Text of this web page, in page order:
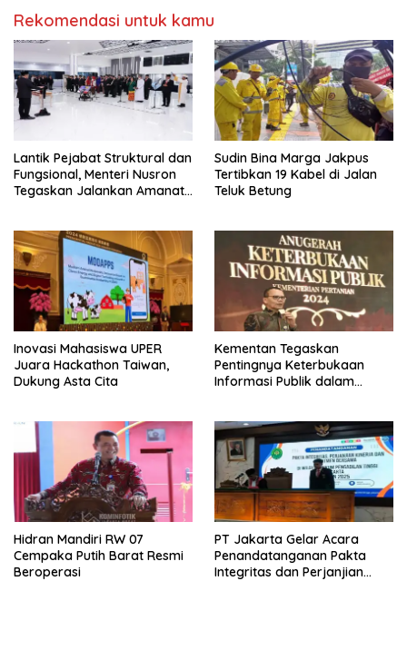
Rekomendasi untuk kamu
Lantik Pejabat Struktural dan
Fungsional, Menteri Nusron
Tegaskan Jalankan Amanat
Sudin Bina Marga Jakpus
Tertibkan 19 Kabel di Jalan
Teluk Betung
Inovasi Mahasiswa UPER
Juara Hackathon Taiwan,
Dukung Asta Cita
Kementan Tegaskan
Pentingnya Keterbukaan
Informasi Publik dalam
Hidran Mandiri RW 07
Cempaka Putih Barat Resmi
Beroperasi
PT Jakarta Gelar Acara
Penandatanganan Pakta
Integritas dan Perjanjian